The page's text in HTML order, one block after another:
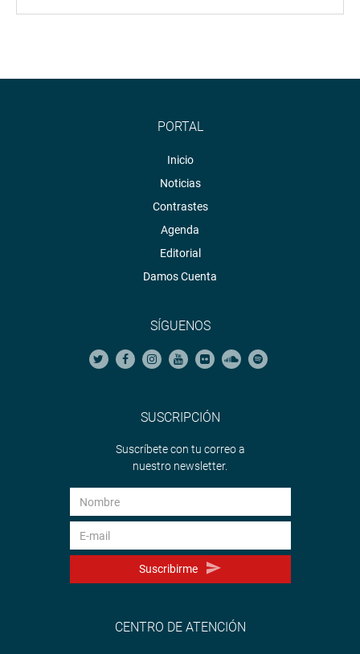
PORTAL
Inicio
Noticias
Contrastes
Agenda
Editorial
Damos Cuenta
SÍGUENOS
SUSCRIPCIÓN
Suscríbete con tu correo a
nuestro newsletter.
Suscribirme
CENTRO DE ATENCIÓN